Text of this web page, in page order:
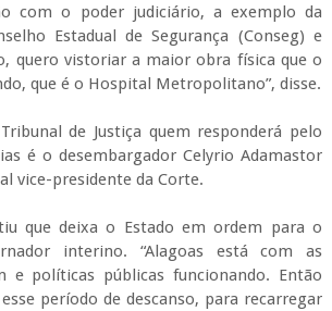
com o poder judiciário, a exemplo da
Estadual de Segurança (Conseg) e
quero vistoriar a maior obra física que o
que é o Hospital Metropolitano”, disse.
de Justiça quem responderá pelo
é o desembargador Celyrio Adamastor
vice-presidente da Corte.
que deixa o Estado em ordem para o
interino. “Alagoas está com as
e políticas públicas funcionando. Então
período de descanso, para recarregar